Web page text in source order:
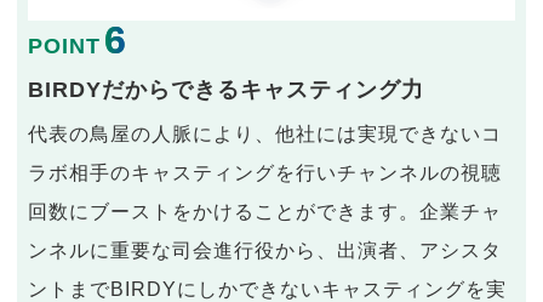
POINT 6
BIRDYだからできるキャスティング力
代表の鳥屋の人脈により、他社には実現できないコ
ラボ相手のキャスティングを行いチャンネルの視聴
回数にブーストをかけることができます。企業チャ
ンネルに重要な司会進行役から、出演者、アシスタ
ントまでBIRDYにしかできないキャスティングを実